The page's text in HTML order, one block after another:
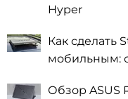
Hyper
Как
мобильным:
Обзор ASUS